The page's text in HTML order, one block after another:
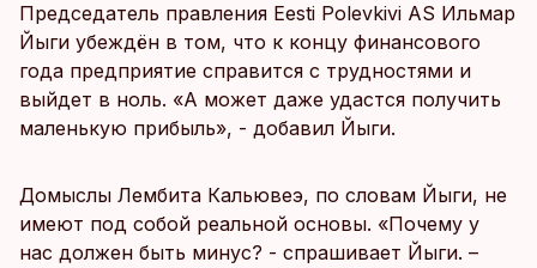
Председатель правления Eesti Polevkivi AS Ильмар
Йыги убеждён в том, что к концу финансового
года предприятие справится с трудностями и
выйдет в ноль. «А может даже удастся получить
маленькую прибыль», - добавил Йыги.
Домыслы Лембита Кальювеэ, по словам Йыги, не
имеют под собой реальной основы. «Почему у
нас должен быть минус? - спрашивает Йыги. –